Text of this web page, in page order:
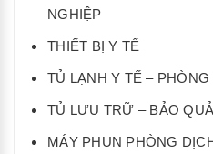
NGHIỆP
THIẾT BỊ Y TẾ
TỦ LẠNH Y TẾ –
TỦ LƯU TRỮ – BẢO
MÁY PHUN PHÒNG